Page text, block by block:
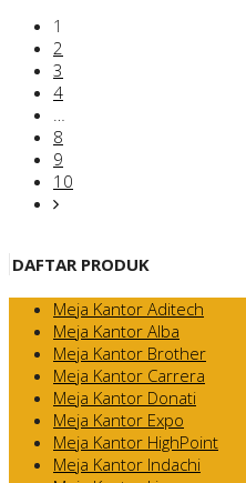
1
2
3
4
…
8
9
10
DAFTAR PRODUK
Meja Kantor Aditech
Meja Kantor Alba
Meja Kantor Brother
Meja Kantor Carrera
Meja Kantor Donati
Meja Kantor Expo
Meja Kantor HighPoint
Meja Kantor Indachi